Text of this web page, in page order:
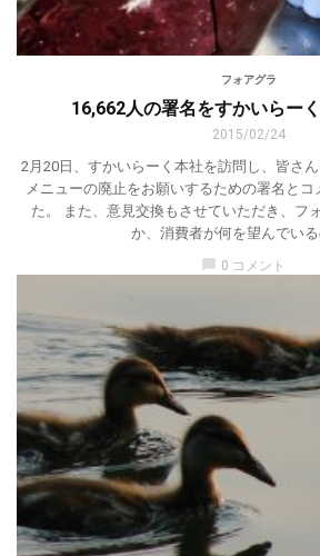
フォアグラ
16,662人の署名をすかいらー
2015/02/24
2月20日、すかいらーく本社を訪問し、皆さ
メニューの廃止をお願いするための署名と
た。 また、意見交換もさせていただき、フ
か、消費者が何を望んでい
0 コメント